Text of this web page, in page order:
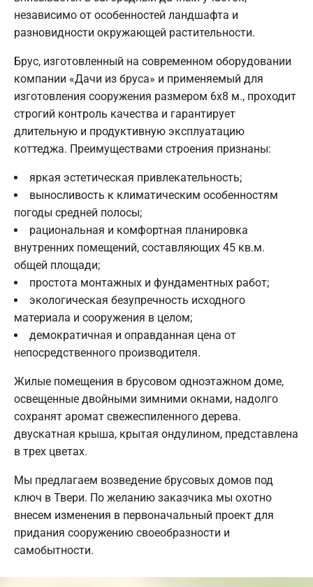
независимо от особенностей ландшафта и
разновидности окружающей растительности.
Брус, изготовленный на современном оборудовании
компании «Дачи из бруса» и применяемый для
изготовления сооружения размером 6х8 м., проходит
строгий контроль качества и гарантирует
длительную и продуктивную эксплуатацию
коттеджа. Преимуществами строения признаны:
яркая эстетическая привлекательность;
выносливость к климатическим особенностям
погоды средней полосы;
рациональная и комфортная планировка
внутренних помещений, составляющих 45 кв.м.
общей площади;
простота монтажных и фундаментных работ;
экологическая безупречность исходного
материала и сооружения в целом;
демократичная и оправданная цена от
непосредственного производителя.
Жилые помещения в брусовом одноэтажном доме,
освещенные двойными зимними окнами, надолго
сохранят аромат свежеспиленного дерева.
двускатная крыша, крытая ондулином, представлена
в трех цветах.
Мы предлагаем возведение брусовых домов под
ключ в Твери. По желанию заказчика мы охотно
внесем изменения в первоначальный проект для
придания сооружению своеобразности и
самобытности.